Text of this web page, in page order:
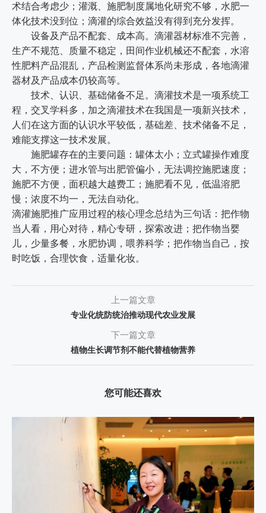
术结合考虑少；灌溉、施肥制度属地化研究不够，水肥一
体化技术没到位；滴灌的综合效益没有得到充分发挥。
设备及产品不配套、成本高。滴灌器材标准不完善，
生产不规范、质量不稳定，田间作业机械还不配套，水溶
性肥料产品混乱，产品检测监督体系尚未形成，各地滴灌
器材及产品成本仍较高等。
技术、认识、基础储备不足。滴灌技术是一项系统工
程，交叉学科多，加之滴灌技术在我国是一项新兴技术，
人们在这方面的认识水平较低，基础差、技术储备不足，
难能支撑这一技术发展。
施肥罐存在的主要问题：罐体太小；立式罐操作难度
大，不方便；进水管与出肥管偏小，无法调控施肥速度；
施肥不方便，面积越大越费工；施肥看不见，低温溶肥
慢；浓度不均一，无法自动化。
滴灌施肥推广应用过程的核心理念总结为三句话：把作物
当人看，用心对待，精心专研，探索改进；把作物当婴
儿，少量多餐，水肥协调，喂养科学；把作物当自己，按
时吃饭，合理饮食，适量化妆。
上一篇文章
专业化统防统治推动现代农业发展
下一篇文章
植物生长调节剂不能代替植物营养
您可能还喜欢